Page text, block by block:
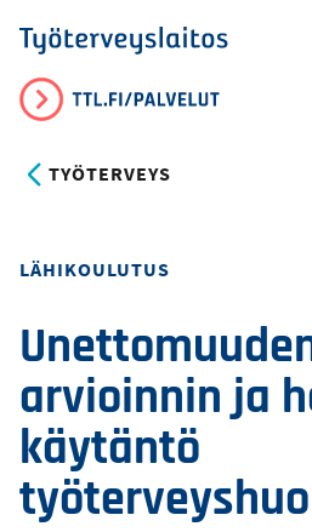
Hyppää
pääsisältöön
Työterveyslaitos
TYÖTERVEYS
Toteutustapa
LÄHIKOULUTUS
arvioinnin ja
käytäntö